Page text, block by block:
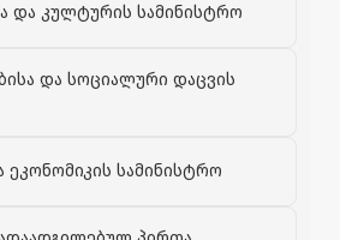
და კულტურის სამინისტრო
და სოციალური დაცვის
ეკონომიკის სამინისტრო